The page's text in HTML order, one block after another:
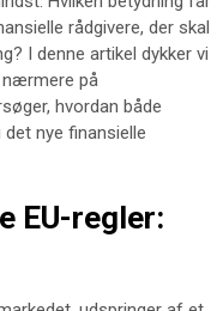
rådgivere, der skal
I denne artikel dykker vi
nærmere på
hvordan både
nye finansielle
EU-regler: